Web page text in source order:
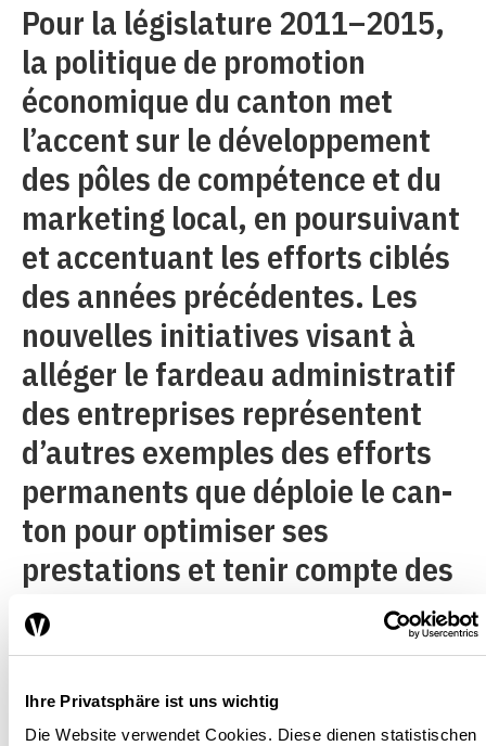
Ihre Privatsphäre ist uns wichtig
Die Website verwendet Cookies. Diese dienen statistischen
Pour la législature 2011–2015,
la politique de promotion
économique du canton met
l’accent sur le développement
des pôles de compétence et du
marketing local, en poursuivant
et accentuant les efforts ciblés
des années précédentes. Les
nouvelles initiatives visant à
alléger le fardeau administratif
des entreprises représentent
d’autres exemples des efforts
permanents que déploie le can-
ton pour optimiser ses
prestations et tenir compte des
efforts de la population et de
l’économie privée.